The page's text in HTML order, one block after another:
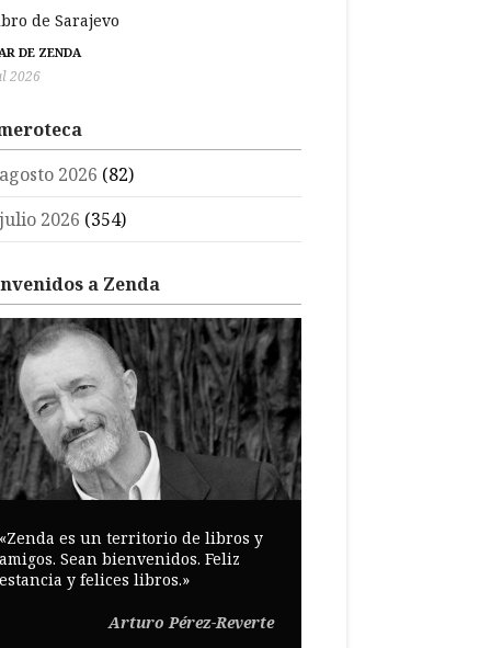
de Sarajevo
DE ZENDA
2026
2026 (82)
2026 (354)
a Zenda
es un territorio de libros y
Sean bienvenidos. Feliz
y felices libros.»
Arturo Pérez-Reverte